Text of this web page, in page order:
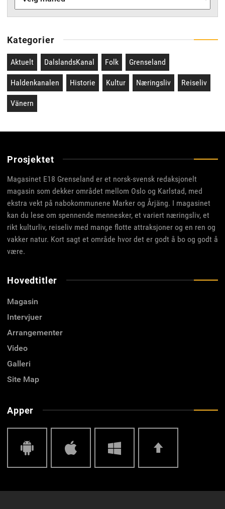
Kategorier
Aktuelt DalslandsKanal Folk Grenseland
Haldenkanalen Historie Kultur Næringsliv Reiseliv
Vänern
Prosjektet
Magasinet E18 Grenseland er et norsk-svensk redaksjonelt
magasin som dekker området mellom Oslo og Karlstad, med
ekstra vekt på nabokommunene Marker og Årjäng. I magasinet
kan du lese om spennende mennesker, et variert næringsliv, et
rikt kulturliv, reiseliv med mange flotte attraksjoner og en ren og
vakker natur. Kort sagt et område hvor det er godt å bo og godt å
være.
Hovedtitler
Magasin
Intervjuer
Arrangementer
Video
Galleri
Site Map
Apper